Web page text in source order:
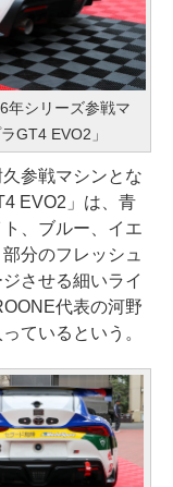
年シリーズ参戦マ
GT4 EVO2」
参戦マシンとな
EVO2」は、青
、ブルー、イエ
分のフレッシュ
させる細いライ
代表の河野
ているという。